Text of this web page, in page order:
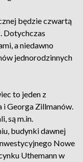
będzie czwartą
Dotychczas
a niedawno
jednorodzinnych
to jeden z
Georga Zillmanów.
są m.in.
budynki dawnej
Nowe
Uthemann w